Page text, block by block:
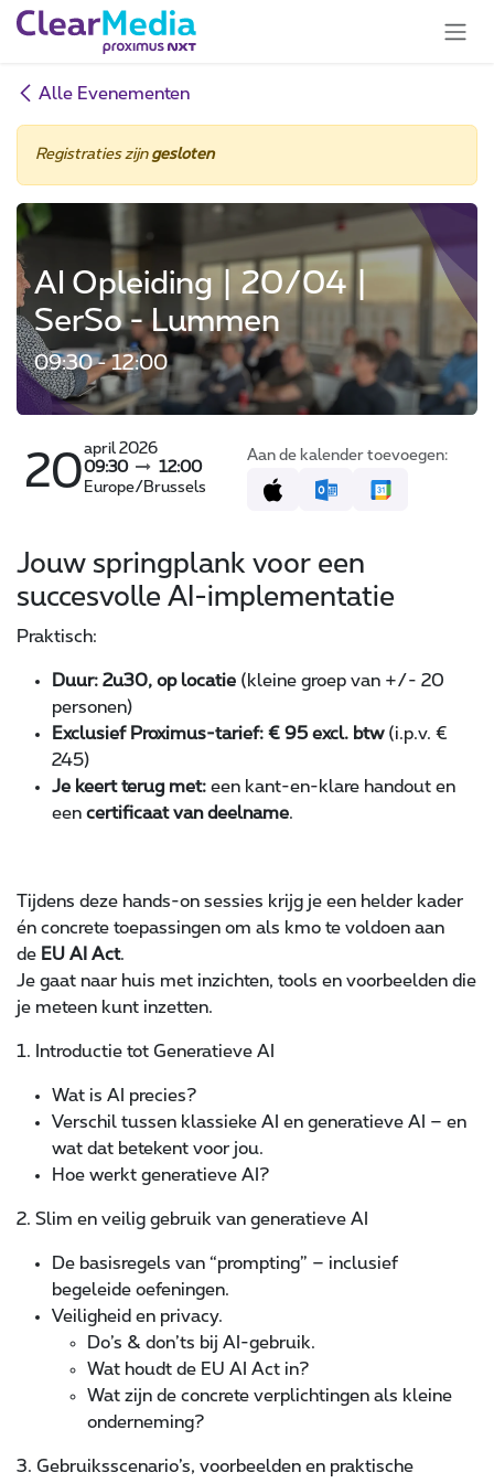
Overslaan naar inhoud
Alle Evenementen
Registraties zijn gesloten
AI Opleiding | 20/04 |
SerSo - Lummen
09:30 - 12:00
20
april 2026
09:30
12:00
Europe/Brussels
Aan de kalender toevoegen:
Jouw springplank voor een
succesvolle AI-implementatie
Praktisch:
Duur: 2u30, op locatie (kleine groep van +/- 20
personen)
Exclusief Proximus-tarief: € 95 excl. btw(i.p.v. €
245)
Je keert terug met: een kant-en-klare handout en
een certificaat van deelname.
Tijdens deze hands-on sessies krijg je een helder kader
én concrete toepassingen om als kmo te voldoen aan
de EU AI Act.
Je gaat naar huis met inzichten, tools en voorbeelden die
je meteen kunt inzetten.
1. Introductie tot Generatieve AI
Wat is AI precies?
Verschil tussen klassieke AI en generatieve AI – en
wat dat betekent voor jou.
Hoe werkt generatieve AI?
2. Slim en veilig gebruik van generatieve AI
De basisregels van “prompting” – inclusief
begeleide oefeningen.
Veiligheid en privacy.
Do’s & don’ts bij AI-gebruik.
Wat houdt de EU AI Act in?
Wat zijn de concrete verplichtingen als kleine
onderneming?
3. Gebruiksscenario’s, voorbeelden en praktische